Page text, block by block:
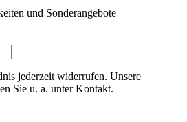
und Sonderangebote
jederzeit widerrufen. Unsere
Sie u. a. unter Kontakt.